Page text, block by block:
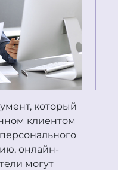
который
клиентом
онлайн-
могут